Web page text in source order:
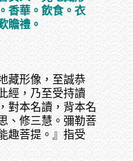
香華。飲食。衣
瞻禮。
藏形像，至誠恭
經，乃至受持讀
對本名讀，背本名
、修三慧。彌勒菩
趣菩提。』指受